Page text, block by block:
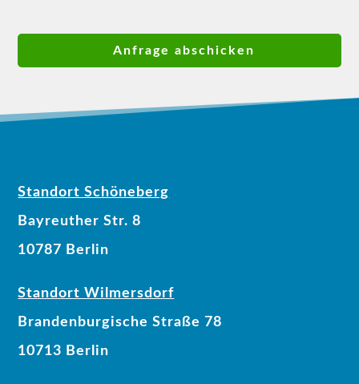
Standort Schöneberg
Bayreuther Str. 8
10787 Berlin
Standort Wilmersdorf
Brandenburgische Straße 78
10713 Berlin